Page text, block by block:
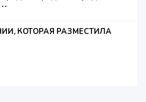
--
КОТОРАЯ РАЗМЕСТИЛА